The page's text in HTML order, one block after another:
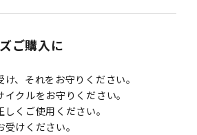
ご購入に
、それをお守りください。
クルをお守りください。
くご使用ください。
けください。